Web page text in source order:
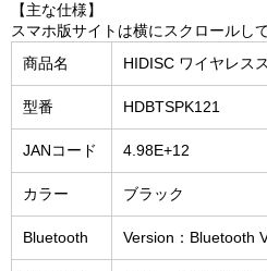
【主な仕様】
スマホ版サイトは横にスクロールし
商品名
HIDISC ワイヤレス
型番 HDBTSPK121
JANコード 4.98E+12
カラー ブラック
Bluetooth Version：Bluetooth